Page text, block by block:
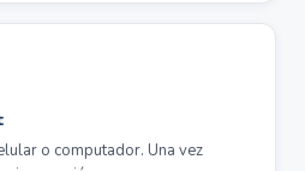
o computador. Una vez